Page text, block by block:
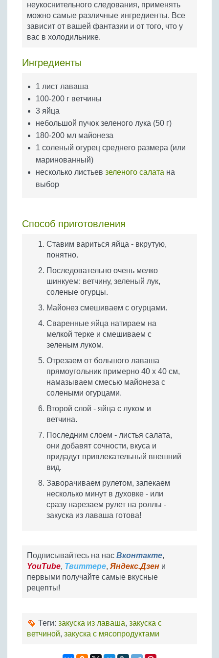
Бобовые
Яйца
Крупы
неукоснительного следования, применять
можно самые различные ингредиенты. Все
зависит от вашей фантазии и от того, что у
вас в холодильнике.
Ингредиенты
1 лист лаваша
100-200 г ветчины
3 яйца
небольшой пучок зеленого лука (50 г)
180-200 мл майонеза
1 соленый огурец среднего размера (или
маринованный)
несколько листьев зеленого салата на
выбор
Способ приготовления
Ставим вариться яйца - вкрутую,
понятно.
Последовательно очень мелко
шинкуем: ветчину, зеленый лук,
соленые огурцы.
Майонез смешиваем с огурцами.
Сваренные яйца натираем на
мелкой терке и смешиваем с
зеленым луком.
Отрезаем от большого лаваша
прямоугольник примерно 40 х 40 см,
намазываем смесью майонеза с
солеными огурцами.
Второй слой - яйца с луком и
ветчина.
Последним слоем - листья салата,
они добавят сочности, вкуса и
придадут привлекательный внешний
вид.
Заворачиваем рулетом, запекаем
несколько минут в духовке - или
сразу нарезаем рулет на роллы -
закуска из лаваша готова!
Подписывайтесь на нас Вконтакте,
YouTube, Твиттере, Яндекс.Дзен и
первыми получайте самые вкусные
рецепты!
Теги: закуска из лаваша, закуска с
ветчиной, закуска с мясопродуктами